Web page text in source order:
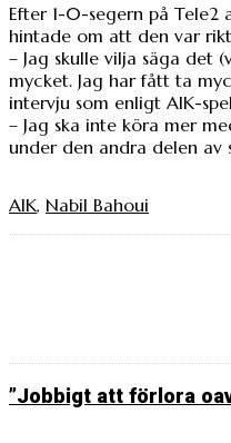
Efter 1-0-segern på Tele2
hintade om att den var
– Jag skulle vilja säga det
mycket. Jag har fått ta
intervju som enligt AIK-
– Jag ska inte köra mer
under den andra delen av
AIK, Nabil Bahoui
”Jobbigt att förlora